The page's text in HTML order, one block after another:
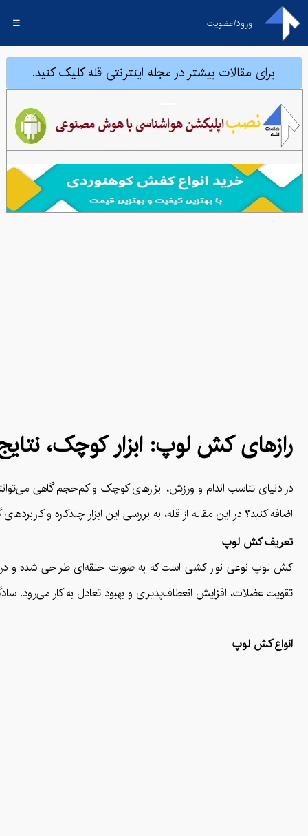
ورود/عضویت ☰
برای مقالات بیشتر در مجله اینترنتی قله کلیک کنید.
رازهای کش لوپ: ابزار کوچک،
در دنیای تناسب اندام و ورزش، ابزارهای کوچک و کم‌حجم گاهی
اضافه کنید؟ در این مقاله از قله، به بررسی این ابزار چندکاره و
تعریف کش لوپ
کش لوپ نوعی نوار کشی است که به صورت حلقه‌ای طراحی شده و در
تقویت عضلات، افزایش انعطاف‌پذیری و بهبود تعادل به کار می‌رود.
انواع کش لوپ